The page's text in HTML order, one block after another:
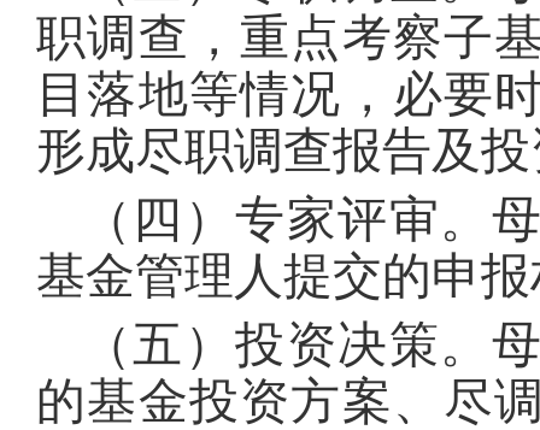
职调查，重点考察子
目落地等情况，必要
形成尽职调查报告及
（四）专家评审。
基金管理人提交的申
（五）投资决策。
的基金投资方案、尽